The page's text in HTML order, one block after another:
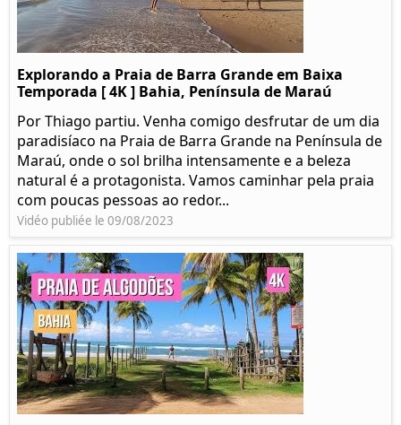
Explorando a Praia de Barra Grande em Baixa
Temporada [ 4K ] Bahia, Península de Maraú
Por Thiago partiu. Venha comigo desfrutar de um dia
paradisíaco na Praia de Barra Grande na Península de
Maraú, onde o sol brilha intensamente e a beleza
natural é a protagonista. Vamos caminhar pela praia
com poucas pessoas ao redor...
Vidéo publiée le 09/08/2023